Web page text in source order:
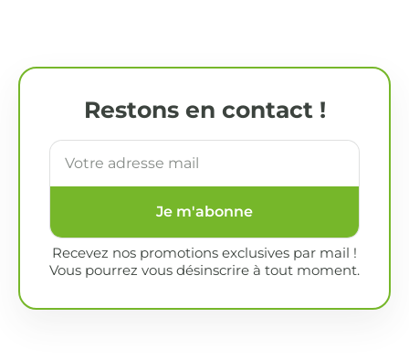
Restons en contact !
Je m'abonne
Recevez nos promotions exclusives par mail !
Vous pourrez vous désinscrire à tout moment.